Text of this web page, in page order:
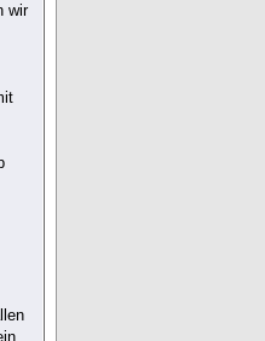
wir